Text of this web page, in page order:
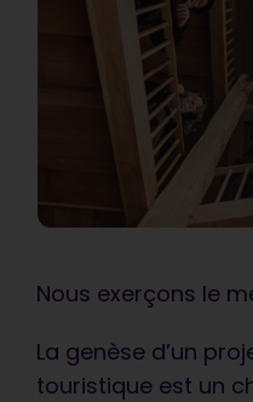
Nous exerçons le
La genèse d’un
touristique est un